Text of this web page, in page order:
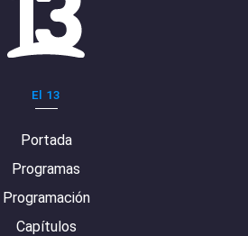
El 13
Portada
Programas
Programación
Capítulos